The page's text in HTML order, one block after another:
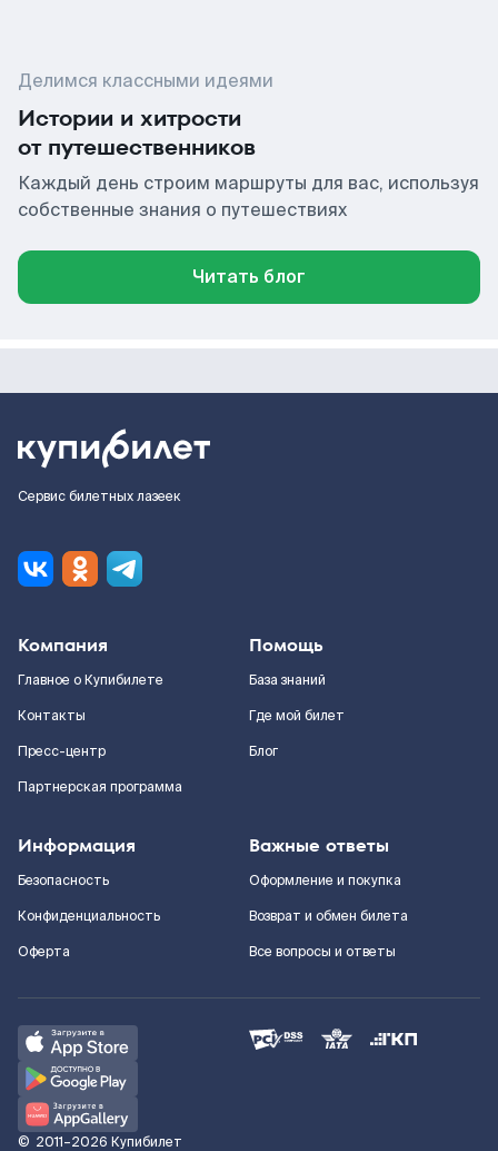
Делимся классными идеями
Истории и хитрости
от путешественников
Каждый день строим маршруты для вас, используя
собственные знания о путешествиях
Читать блог
Сервис билетных лазеек
Компания
Главное о Купибилете
Контакты
Пресс-центр
Партнерская программа
Помощь
База знаний
Где мой билет
Блог
Информация
Безопасность
Конфиденциальность
Оферта
Важные ответы
Оформление и покупка
Возврат и обмен билета
Все вопросы и ответы
© 2011–2026 Купибилет